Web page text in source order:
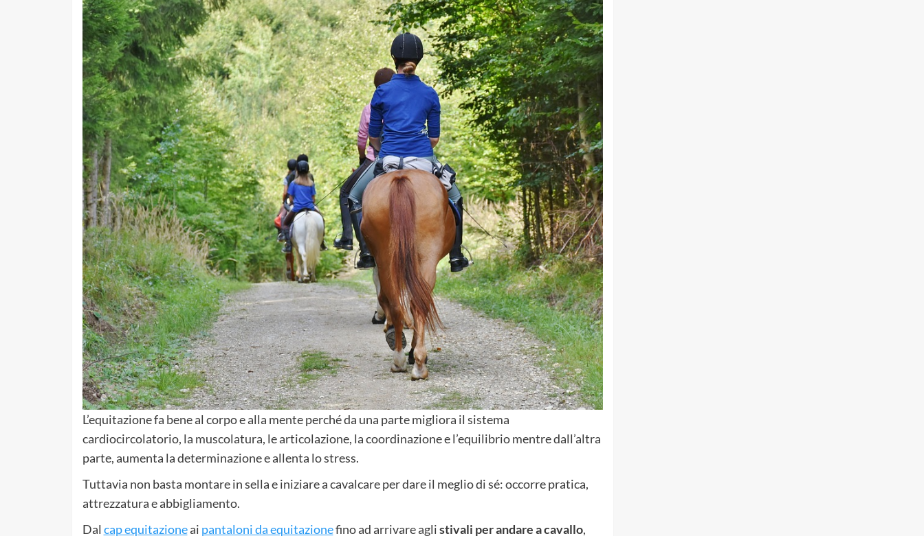
L’equitazione fa bene al corpo e alla mente perché da una parte migliora il sistema
cardiocircolatorio, la muscolatura, le articolazione, la coordinazione e l’equilibrio mentre dall’altra
parte, aumenta la determinazione e allenta lo stress.
Tuttavia non basta montare in sella e iniziare a cavalcare per dare il meglio di sé: occorre pratica,
attrezzatura e abbigliamento.
Dal cap equitazioneai pantaloni da equitazionefino ad arrivare aglistivali per andare a cavallo,